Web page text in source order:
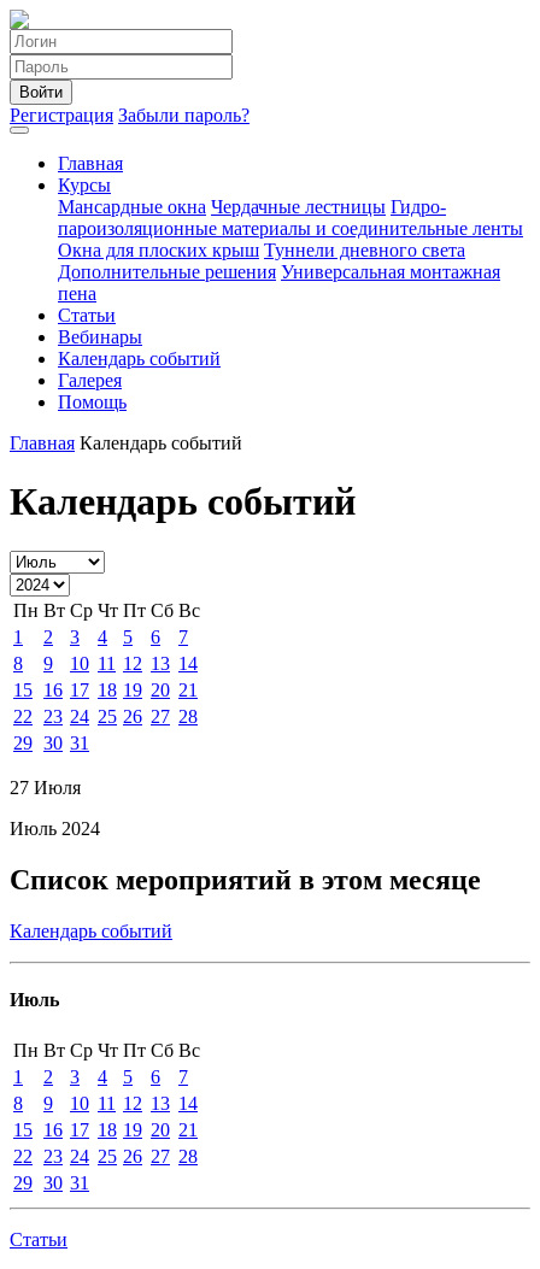
Войти
Регистрация Забыли пароль?
Главная
Курсы
Мансардные окна Чердачные лестницы Гидро-
пароизоляционные материалы и соединительные ленты
Окна для плоских крыш Туннели дневного света
Дополнительные решения Универсальная монтажная
пена
Статьи
Вебинары
Календарь событий
Галерея
Помощь
Главная Календарь событий
Календарь событий
Пн Вт Ср Чт Пт Сб Вс
1
2 3 4 5 6
7
8
9 10 11 12 13 14
15 16 17 18 19 20 21
22
23 24 25 26 27 28
29 30 31
27 Июля
Июль 2024
Список мероприятий в этом месяце
Календарь событий
Июль
Пн Вт Ср Чт Пт Сб Вс
1
2 3 4 5 6
7
8
9 10 11 12 13 14
15 16 17 18 19 20 21
22
23 24 25 26 27 28
29 30 31
Статьи